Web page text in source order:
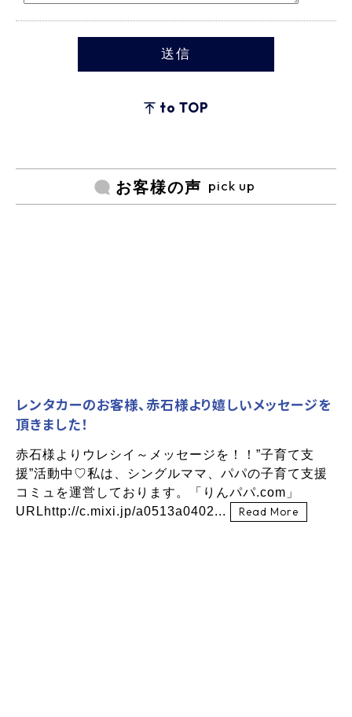
to TOP
お客様の声 pick up
レンタカーのお客様、赤石様より嬉しいメッセージを
頂きました！
赤石様よりウレシイ～メッセージを！！”子育て支
援”活動中♡私は、シングルママ、パパの子育て支援
コミュを運営しております。「りんパパ.com」
URLhttp://c.mixi.jp/a0513a0402...
Read More